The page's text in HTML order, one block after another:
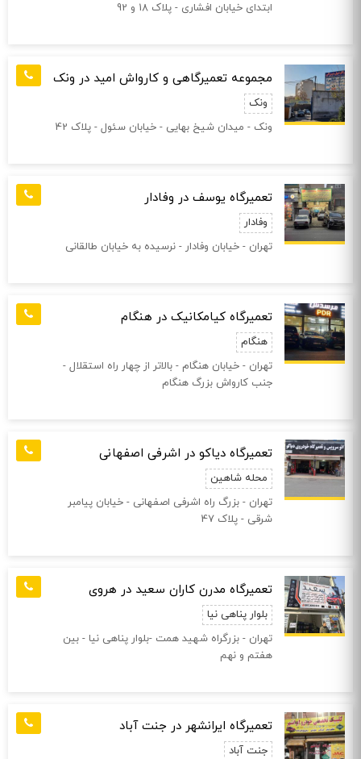
ابتدای خیابان افشاری - پلاک 18 و 92
مجموعه تعمیرگاهی و کارواش امید در ونک
ونک
ونک - میدان شیخ بهایی - خیابان سئول - پلاک 42
تعمیرگاه یوسف در وفادار
وفادار
تهران - خیابان وفادار - نرسیده به خیابان طالقانی
تعمیرگاه کیامکانیک در هنگام
هنگام
تهران - خیابان هنگام - بالاتر از چهار راه استقلال -
جنب کارواش بزرگ هنگام
تعمیرگاه دیاکو در اشرفی اصفهانی
محله شاهین
تهران - بزرگ راه اشرفی اصفهانی - خیابان پیامبر
شرقی - پلاک 47
تعمیرگاه مدرن کاران سعید در هروی
بلوار پناهی نیا
تهران - بزرگراه شهید همت -بلوار پناهی نیا - بین
هفتم و نهم
تعمیرگاه ایرانشهر در جنت آباد
جنت آباد